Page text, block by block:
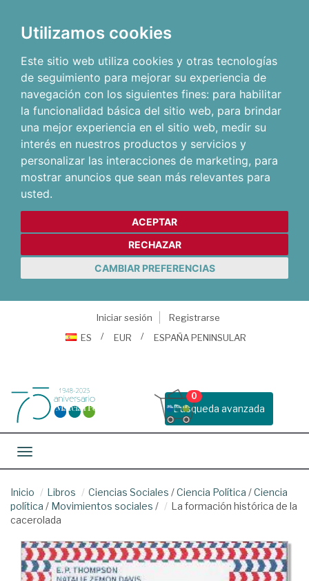
Utilizamos cookies
Este sitio web utiliza cookies y otras tecnologías
de seguimiento para mejorar su experiencia de
navegación con los siguientes fines: para habilitar
la funcionalidad básica del sitio web, para brindar
una mejor experiencia en el sitio web, medir su
interés en nuestros productos y servicios y
personalizar las interacciones de marketing, para
mostrar anuncios que sean más relevantes para
usted.
ACEPTAR
RECHAZAR
CAMBIAR PREFERENCIAS
Iniciar sesión
Registrarse
ES
EUR ESPAÑA PENINSULAR
Busqueda avanzada
0
Toggle navigation
Inicio Libros Ciencias Sociales /Ciencia Política /Ciencia
política / Movimientos sociales /
La formación histórica de la
cacerolada